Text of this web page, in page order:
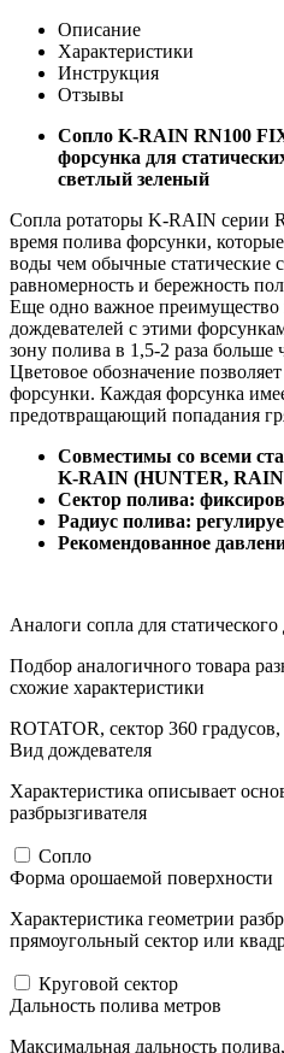
Описание
Характеристики
Инструкция
Отзывы
Сопло K-RAIN RN100
форсунка для
светлый зеленый
Сопла ротаторы K-RAIN серии
время полива форсунки,
воды чем обычные статические
равномерность и бережность
Еще одно важное преимущество
дождевателей с этими
зону полива в 1,5-2 раза
Цветовое обозначение
форсунки. Каждая форсунка
предотвращающий попадания
Совместимы со всеми
K-RAIN (HUNTER,
Сектор полива:
Радиус полива:
Рекомендованное
Аналоги сопла для статического
Подбор аналогичного товара
схожие характеристики
ROTATOR, сектор 360
Вид дождевателя
Характеристика описывает
разбрызгивателя
Сопло
Форма орошаемой поверхности
Характеристика геометрии
прямоугольный сектор или
Круговой сектор
Дальность полива метров
Максимальная дальность